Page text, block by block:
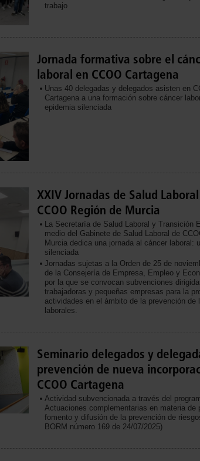
trabajo
Jornada formativa sobre el
laboral en CCOO Cartagena
Unas 40 delegadas y delegados asisten en
Cartagena a una formación sobre cáncer
epidemia silenciada
XXIV Jornadas de Salud
CCOO Región de Murcia
La Secretaría de Salud Laboral y Transición
medio del Gabinete de Salud Laboral de
Murcia dedica una jornada al cáncer laboral:
silenciada
Jornadas sujetas a la Orden de 25 de
de la Consejería de Empresa, Empleo y
por la que se convocan subvenciones
trabajadoras y pequeñas empresas para la
actividades en el ámbito de la prevención de
laborales.
Seminario delegados y
prevención de nueva
CCOO Cartagena
Actividad subvencionada a través del
Actuaciones complementarias en materia de
fomento y difusión de la prevención de
BORM número 169 de 24/07/2025)